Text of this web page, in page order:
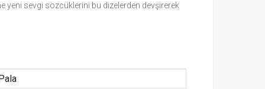
yeni sevgi sözcüklerini bu dizelerden devşirerek